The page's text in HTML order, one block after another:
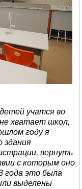
учатся во
хватает школ,
году я
здания
вернуть
с которым оно
года это была
выделены